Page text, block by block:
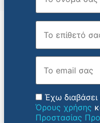
Επώνυμο
Email
Έχω
Όρους χρήσης
Προστασίας